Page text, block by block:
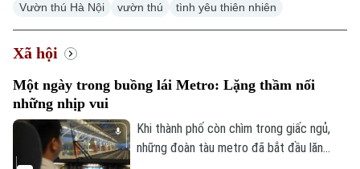
Vườn thú Hà Nội vườn thú tình yêu thiên nhiên
Xã hội
Một ngày trong buồng lái Metro: Lặng thầm nối
những nhịp vui
Khi thành phố còn chìm trong giấc ngủ,
những đoàn tàu metro đã bắt đầu lăn